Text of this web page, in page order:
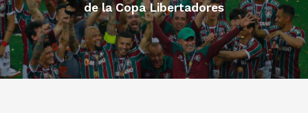
de la Copa Libertadores